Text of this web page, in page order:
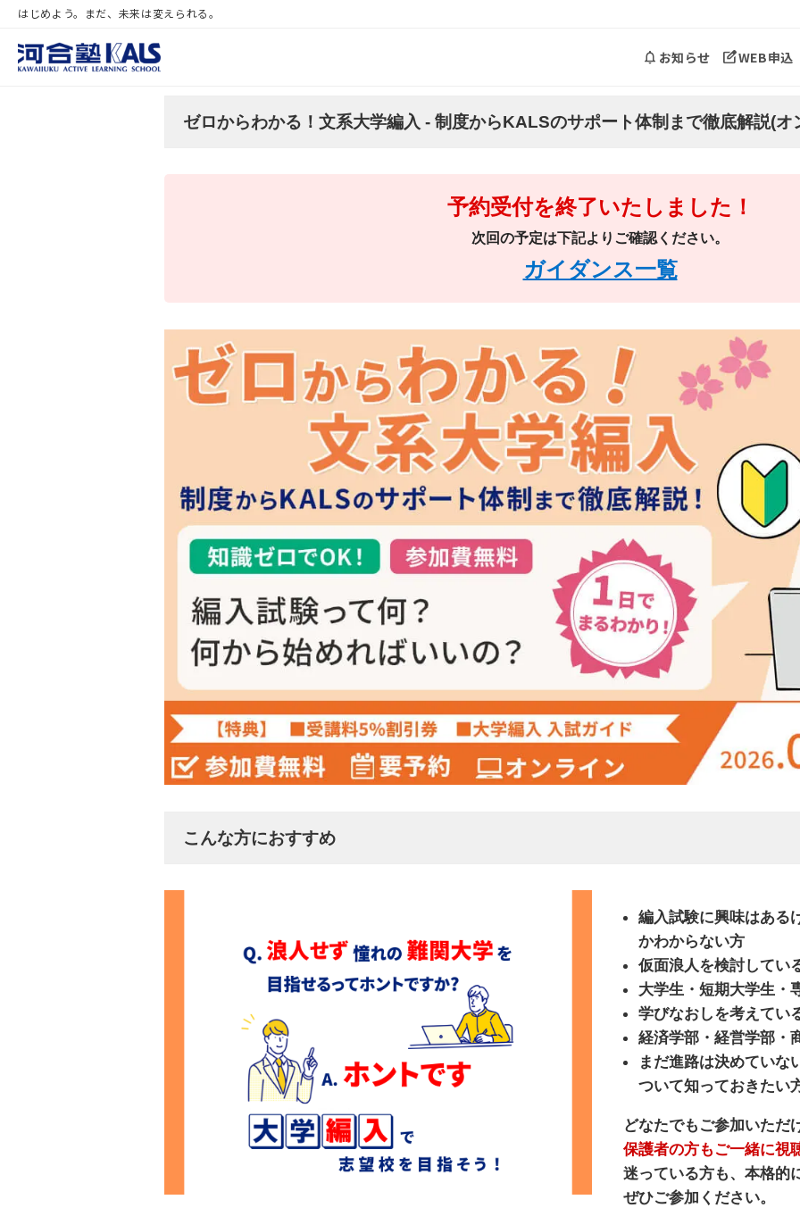
はじめよう。まだ、未来は変えられる。
お知らせ WEB申込
ゼロからわかる！文系大学編入 - 制度からKALSのサポート体制まで徹底解説(オ
予約受付を終了いたしました！
次回の予定は下記よりご確認ください。
ガイダンス一覧
こんな方におすすめ
編入試験に興味はある
かわからない方
仮面浪人を検討してい
大学生・短期大学生・
学びなおしを考えてい
経済学部・経営学部・
まだ進路は決めていな
ついて知っておきたい
どなたでもご参加いただ
保護者の方もご一緒に視
迷っている方も、本格的
ぜひご参加ください。